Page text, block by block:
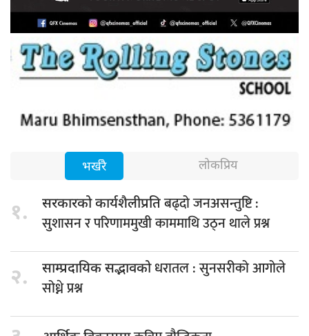
भर्खरै लोकप्रिय
१. सरकारको कार्यशैलीप्रतिबढ्दो जनअसन्तुष्टि :
सुशासन र परिणाममुखी काममाथि उठ्न थाले प्रश्न
२. साम्प्रदायिक सद्भावकोधरातल : सुनसरीको आगोले
सोध्ने प्रश्न